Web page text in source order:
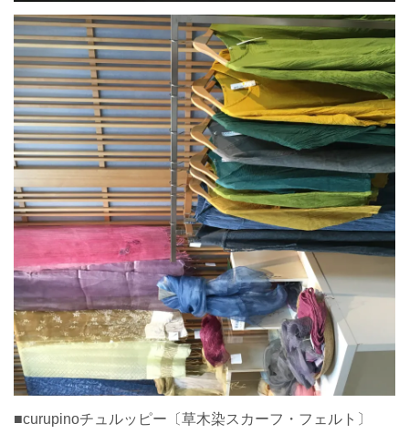
■curupinoチュルッピー〔草木染スカーフ・フェ ルト〕